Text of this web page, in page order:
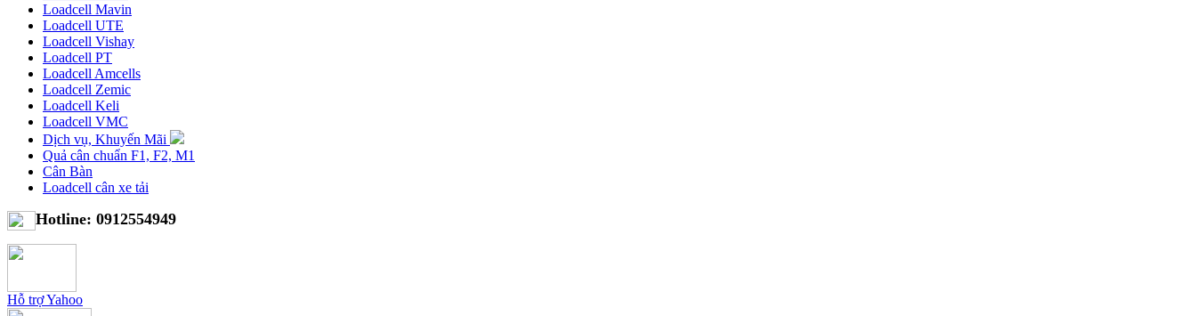
Loadcell Mavin
Loadcell UTE
Loadcell Vishay
Loadcell PT
Loadcell Amcells
Loadcell Zemic
Loadcell Keli
Loadcell VMC
Dịch vụ, Khuyến Mãi
Quả cân chuẩn F1, F2, M1
Cân Bàn
Loadcell cân xe tải
Hotline: 0912554949
Hỗ trợ Yahoo